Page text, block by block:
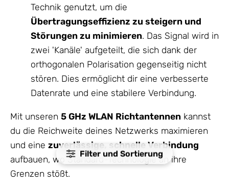
Filter und Sortierung
Technik genutzt, um die
Übertragungseffizienz zu steigern und
Störungen zu minimieren. Das Signal wird in
zwei 'Kanäle' aufgeteilt, die sich dank der
orthogonalen Polarisation gegenseitig nicht
stören. Dies ermöglicht dir eine verbesserte
Datenrate und eine stabilere Verbindung.
Mit unseren 5 GHz WLAN Richtantennen kannst
du die Reichweite deines Netzwerks maximieren
und eine zuverlässige, schnelle Verbindung
aufbauen, wo Standard-Technologie an ihre
Grenzen stößt.